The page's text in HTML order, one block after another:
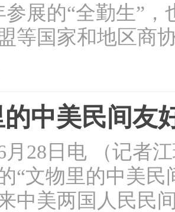
参展的“全勤生”
等国家和地区商
中美民间友
月28日电 （记者
“文物里的中美
中美两国人民民